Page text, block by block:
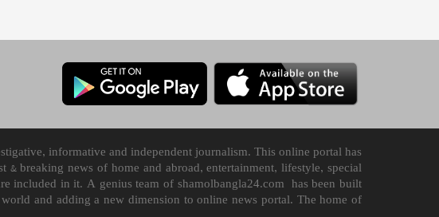
informative and independent journalism. This online portal has
breaking news of home and abroad, entertainment, lifestyle, special
included in it. A genius team of shamolbangla24.com has been built
and adding a new dimension to online news portal. The home of